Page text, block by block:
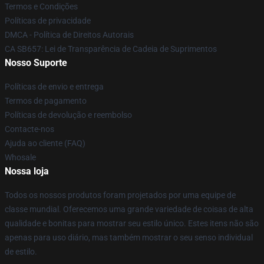
Termos e Condições
Políticas de privacidade
DMCA - Política de Direitos Autorais
CA SB657: Lei de Transparência de Cadeia de Suprimentos
Nosso Suporte
Políticas de envio e entrega
Termos de pagamento
Políticas de devolução e reembolso
Contacte-nos
Ajuda ao cliente (FAQ)
Whosale
Nossa loja
Todos os nossos produtos foram projetados por uma equipe de
classe mundial. Oferecemos uma grande variedade de coisas de alta
qualidade e bonitas para mostrar seu estilo único. Estes itens não são
apenas para uso diário, mas também mostrar o seu senso individual
de estilo.